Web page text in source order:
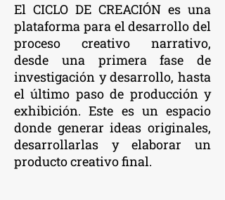
El CICLO DE CREACIÓN es una
plataforma para el desarrollo del
proceso creativo narrativo,
desde una primera fase de
investigación y desarrollo, hasta
el último paso de producción y
exhibición. Este es un espacio
donde generar ideas originales,
desarrollarlas y elaborar un
producto creativo final.